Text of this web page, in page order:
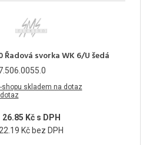
Řadová svorka WK 6/U šedá
shopu skladem na dotaz
dotaz
26.85 Kč s DPH
22.19 Kč bez DPH